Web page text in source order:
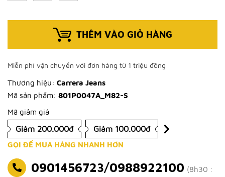
THÊM VÀO GIỎ HÀNG
Miễn phí vận chuyển với đơn hàng từ 1 triệu đồng
Thương hiệu: Carrera Jeans
Mã sản phẩm: 801P0047A_M82-S
Mã giảm giá
Giảm 200.000đ Giảm 100.000đ
GỌI ĐỂ MUA HÀNG NHANH HƠN
0901456723/0988922100 (8h30 :